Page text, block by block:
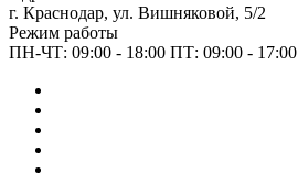
г. Краснодар, ул. Вишняковой, 5/2
Режим работы
ПН-ЧТ: 09:00 - 18:00 ПТ: 09:00 - 17:00